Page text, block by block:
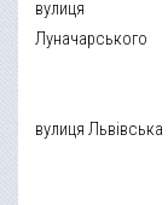
вулиця
Луначарського
вулиця Львівська